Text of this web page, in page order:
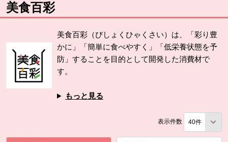
美食百彩
美食百彩（びしょくひゃくさい）は、「彩り豊
かに」「簡単に食べやすく」「低栄養状態を予
防」することを目的として開発した消費材で
す。
もっと見る
表示件数